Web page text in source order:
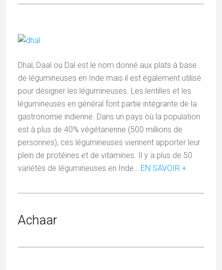
Dhal, Daal ou Dal est le nom donné aux plats à base
de légumineuses en Inde mais il est également utilisé
pour désigner les légumineuses. Les lentilles et les
légumineuses en général font partie intégrante de la
gastronomie indienne. Dans un pays où la population
est à plus de 40% végétarienne (500 millions de
personnes), ces légumineuses viennent apporter leur
plein de protéines et de vitamines. Il y a plus de 50
variétés de légumineuses en Inde… EN SAVOIR +
Achaar